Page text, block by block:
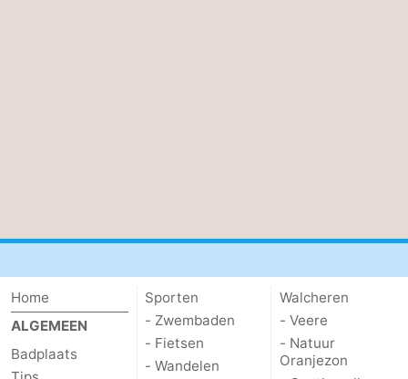
Paardrijden
-
Golfbanen
Eten
Home
ALGEMEEN
Badplaats
Sporten
- Zwembaden
- Fietsen
- Wandelen
Walcheren
- Veere
- Natuur
Oranjezon